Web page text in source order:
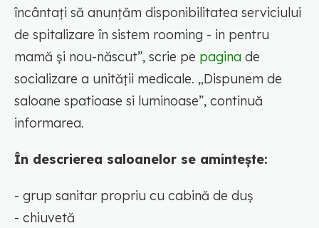
încântați să anunțăm disponibilitatea serviciului
de spitalizare în sistem rooming - in pentru
mamă și nou-născut”, scrie pe pagina de
socializare a unității medicale. „Dispunem de
saloane spatioase si luminoase”, continuă
informarea.
În descrierea saloanelor se amintește:
- grup sanitar propriu cu cabină de duș
- chiuvetă